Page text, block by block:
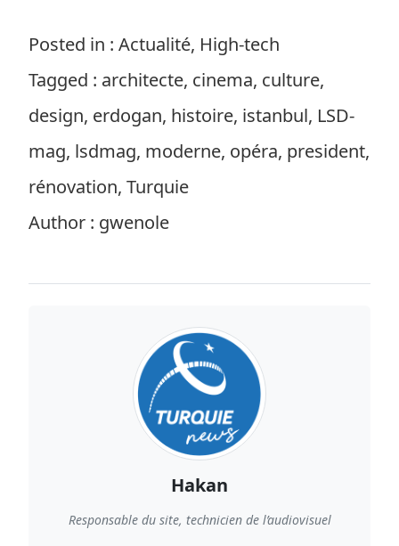
Posted in : Actualité, High-tech
Tagged : architecte, cinema, culture,
design, erdogan, histoire, istanbul, LSD-
mag, lsdmag, moderne, opéra, president,
rénovation, Turquie
Author : gwenole
Hakan
Responsable du site, technicien de l’audiovisuel